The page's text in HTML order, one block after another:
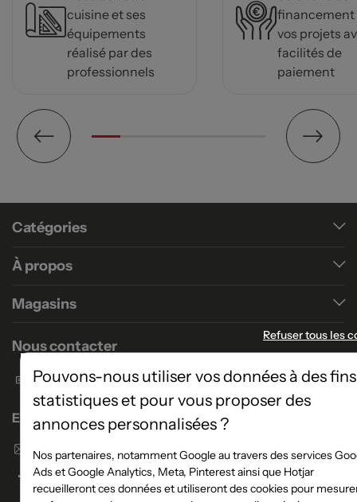
cuisine et ses
équipements
réalisé par des
professionnels
financement
vos projets
facilités de
paiement
Catégories
À propos
Magasins
Nous contacter
Formulaire de contact
Enseigne Atlas Home
Envoyer un email
Refuser tous les
Pouvons-nous utiliser vos données à des fins
statistiques et pour vous proposer des
annonces personnalisées ?
Nos partenaires, notamment Google au travers des services
Ads et Google Analytics, Meta, Pinterest ainsi que Hotjar
recueilleront ces données et utiliseront des cookies pour